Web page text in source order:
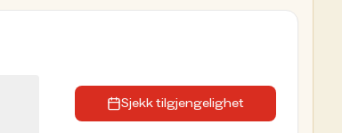
Sjekk tilgjengelighet